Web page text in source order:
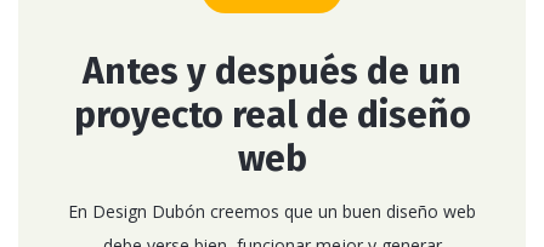
Antes y después de un
proyecto real de diseño
web
En Design Dubón creemos que un buen diseño web